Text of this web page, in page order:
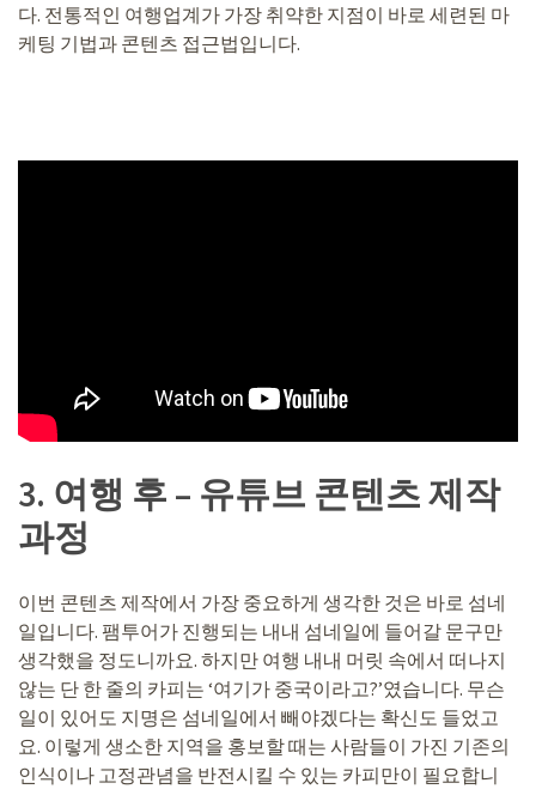
다. 전통적인 여행업계가 가장 취약한 지점이 바로 세련된 마
케팅 기법과 콘텐츠 접근법입니다.
3. 여행 후 – 유튜브 콘텐츠 제작
과정
이번 콘텐츠 제작에서 가장 중요하게 생각한 것은 바로 섬네
일입니다. 팸투어가 진행되는 내내 섬네일에 들어갈 문구만
생각했을 정도니까요. 하지만 여행 내내 머릿 속에서 떠나지
않는 단 한 줄의 카피는 ‘여기가 중국이라고?’였습니다. 무슨
일이 있어도 지명은 섬네일에서 빼야겠다는 확신도 들었고
요. 이렇게 생소한 지역을 홍보할 때는 사람들이 가진 기존의
인식이나 고정관념을 반전시킬 수 있는 카피만이 필요합니